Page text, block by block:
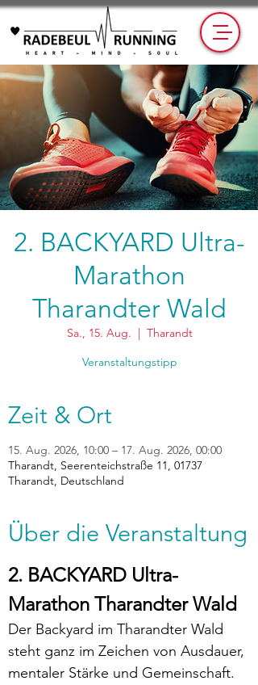
2. BACKYARD Ultra-
Marathon
Tharandter Wald
Sa., 15. Aug.
  |
Tharandt
Veranstaltungstipp
Zeit & Ort
15. Aug. 2026, 10:00 – 17. Aug. 2026, 00:00
Tharandt, Seerenteichstraße 11, 01737
Tharandt, Deutschland
Über die Veranstaltung
2. BACKYARD Ultra-
Marathon Tharandter Wald
Der Backyard im Tharandter Wald
steht ganz im Zeichen von Ausdauer,
mentaler Stärke und Gemeinschaft.